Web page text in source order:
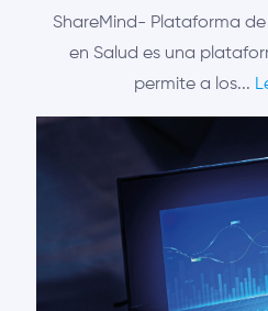
ShareMind- Plataforma
en Salud es una
permite a los...